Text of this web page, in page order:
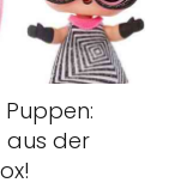
Puppen:
aus der